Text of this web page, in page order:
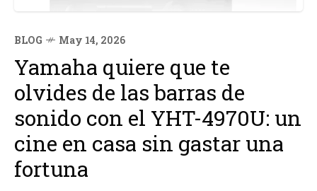
BLOG May 14, 2026
Yamaha quiere que te
olvides de las barras de
sonido con el YHT-4970U: un
cine en casa sin gastar una
fortuna